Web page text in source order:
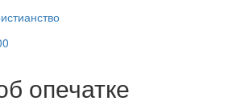
опечатке